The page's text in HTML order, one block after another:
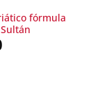
fórmula